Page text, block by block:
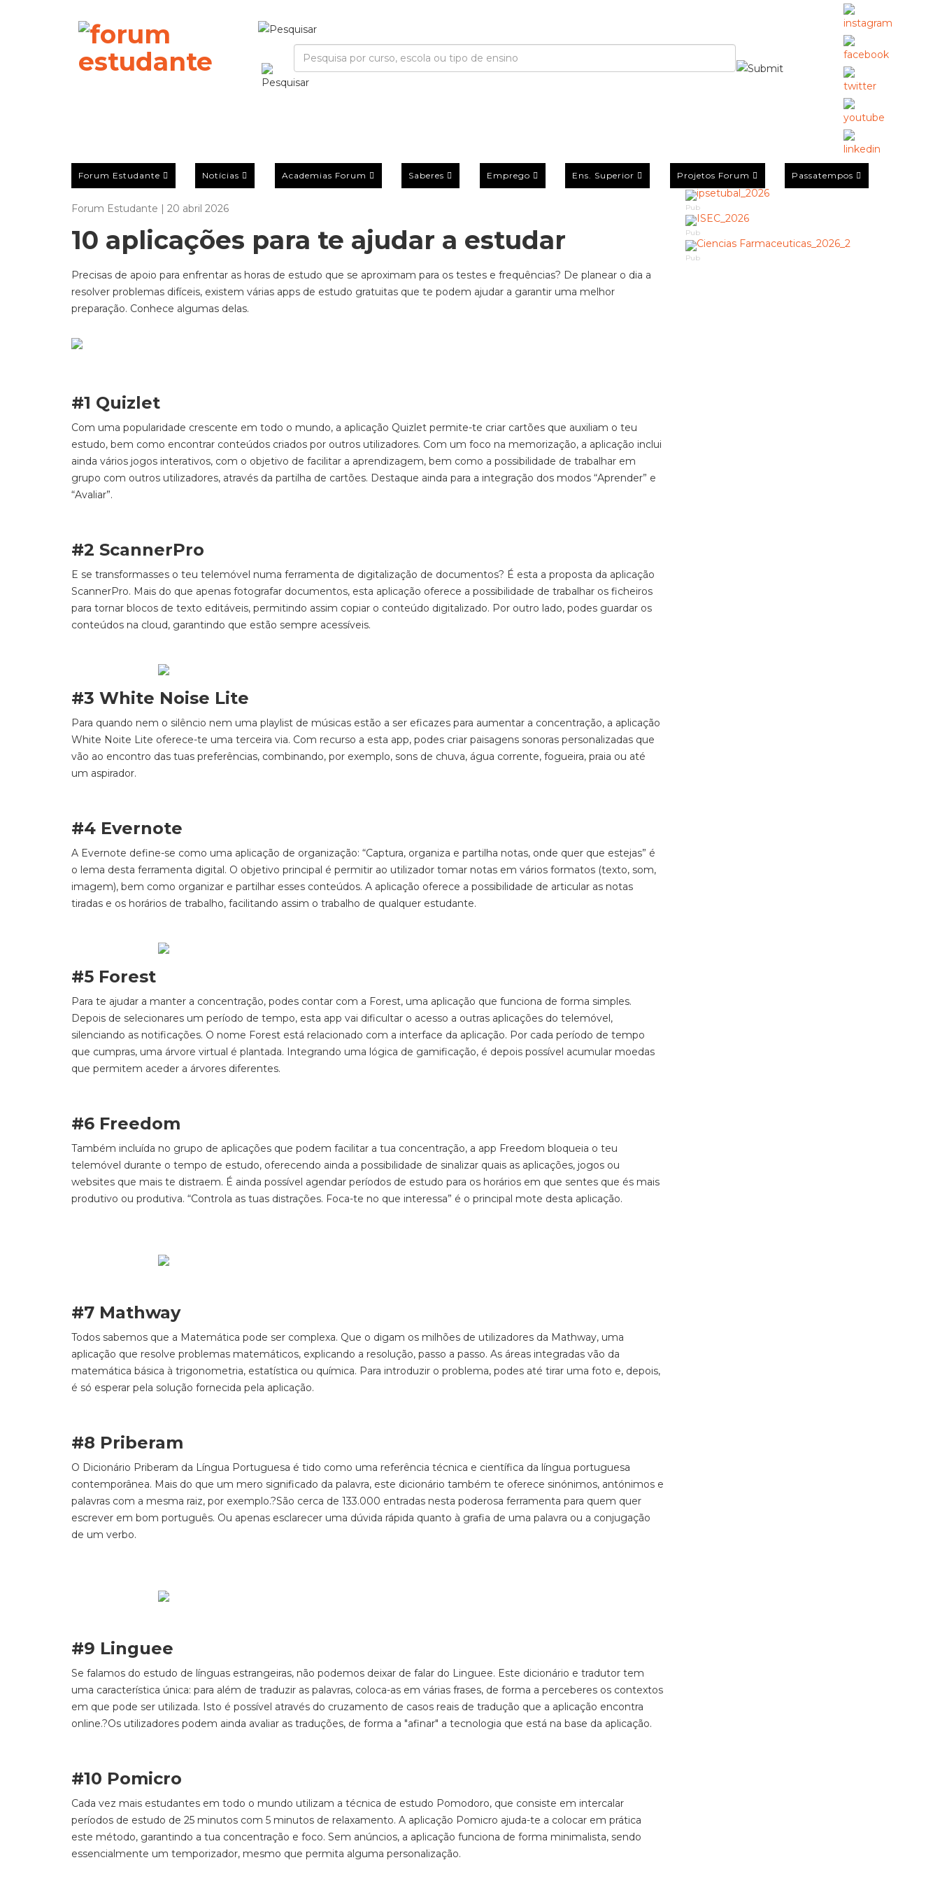
Forum Estudante Notícias Academias Forum Saberes Emprego Ens. Superior Projetos Forum Passatempos
Forum Estudante | 20 abril 2026
10 aplicações para te ajudar a estudar
Precisas de apoio para enfrentar as horas de estudo que se aproximam para os testes e frequências? De planear o dia a
resolver problemas difíceis, existem várias apps de estudo gratuitas que te podem ajudar a garantir uma melhor
preparação. Conhece algumas delas.
#1 Quizlet
Com uma popularidade crescente em todo o mundo, a aplicação Quizlet permite-te criar cartões que auxiliam o teu
estudo, bem como encontrar conteúdos criados por outros utilizadores. Com um foco na memorização, a aplicação inclui
ainda vários jogos interativos, com o objetivo de facilitar a aprendizagem, bem como a possibilidade de trabalhar em
grupo com outros utilizadores, através da partilha de cartões. Destaque ainda para a integração dos modos “Aprender” e
“Avaliar”.
#2 ScannerPro
E se transformasses o teu telemóvel numa ferramenta de digitalização de documentos? É esta a proposta da aplicação
ScannerPro. Mais do que apenas fotografar documentos, esta aplicação oferece a possibilidade de trabalhar os ficheiros
para tornar blocos de texto editáveis, permitindo assim copiar o conteúdo digitalizado. Por outro lado, podes guardar os
conteúdos na cloud, garantindo que estão sempre acessíveis.
#3 White Noise Lite
Para quando nem o silêncio nem uma playlist de músicas estão a ser eficazes para aumentar a concentração, a aplicação
White Noite Lite oferece-te uma terceira via. Com recurso a esta app, podes criar paisagens sonoras personalizadas que
vão ao encontro das tuas preferências, combinando, por exemplo, sons de chuva, água corrente, fogueira, praia ou até
um aspirador.
#4 Evernote
A Evernote define-se como uma aplicação de organização: “Captura, organiza e partilha notas, onde quer que estejas” é
o lema desta ferramenta digital. O objetivo principal é permitir ao utilizador tomar notas em vários formatos (texto, som,
imagem), bem como organizar e partilhar esses conteúdos. A aplicação oferece a possibilidade de articular as notas
tiradas e os horários de trabalho, facilitando assim o trabalho de qualquer estudante.
#5 Forest
Para te ajudar a manter a concentração, podes contar com a Forest, uma aplicação que funciona de forma simples.
Depois de selecionares um período de tempo, esta app vai dificultar o acesso a outras aplicações do telemóvel,
silenciando as notificações. O nome Forest está relacionado com a interface da aplicação. Por cada período de tempo
que cumpras, uma árvore virtual é plantada. Integrando uma lógica de gamificação, é depois possível acumular moedas
que permitem aceder a árvores diferentes.
#6 Freedom
Também incluída no grupo de aplicações que podem facilitar a tua concentração, a app Freedom bloqueia o teu
telemóvel durante o tempo de estudo, oferecendo ainda a possibilidade de sinalizar quais as aplicações, jogos ou
websites que mais te distraem. É ainda possível agendar períodos de estudo para os horários em que sentes que és mais
produtivo ou produtiva. “Controla as tuas distrações. Foca-te no que interessa” é o principal mote desta aplicação.
#7 Mathway
Todos sabemos que a Matemática pode ser complexa. Que o digam os milhões de utilizadores da Mathway, uma
aplicação que resolve problemas matemáticos, explicando a resolução, passo a passo. As áreas integradas vão da
matemática básica à trigonometria, estatística ou química. Para introduzir o problema, podes até tirar uma foto e, depois,
é só esperar pela solução fornecida pela aplicação.
#8 Priberam
O Dicionário Priberam da Língua Portuguesa é tido como uma referência técnica e científica da língua portuguesa
contemporânea. Mais do que um mero significado da palavra, este dicionário também te oferece sinónimos, antónimos e
palavras com a mesma raiz, por exemplo.?São cerca de 133.000 entradas nesta poderosa ferramenta para quem quer
escrever em bom português. Ou apenas esclarecer uma dúvida rápida quanto à grafia de uma palavra ou a conjugação
de um verbo.
#9 Linguee
Se falamos do estudo de línguas estrangeiras, não podemos deixar de falar do Linguee. Este dicionário e tradutor tem
uma característica única: para além de traduzir as palavras, coloca-as em várias frases, de forma a perceberes os contextos
em que pode ser utilizada. Isto é possível através do cruzamento de casos reais de tradução que a aplicação encontra
online.?Os utilizadores podem ainda avaliar as traduções, de forma a "afinar" a tecnologia que está na base da aplicação.
#10 Pomicro
Cada vez mais estudantes em todo o mundo utilizam a técnica de estudo Pomodoro, que consiste em intercalar
períodos de estudo de 25 minutos com 5 minutos de relaxamento. A aplicação Pomicro ajuda-te a colocar em prática
este método, garantindo a tua concentração e foco. Sem anúncios, a aplicação funciona de forma minimalista, sendo
essencialmente um temporizador, mesmo que permita alguma personalização.
Pub
Pub
Pub